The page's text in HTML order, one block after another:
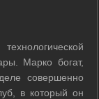
Марко богат,
совершенно
в который он